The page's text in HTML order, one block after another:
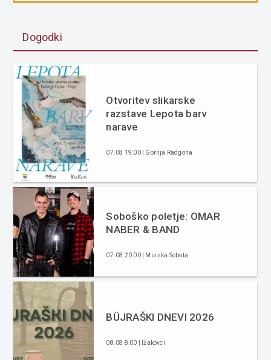
Dogodki
Otvoritev slikarske
razstave Lepota barv
narave
07.08 19:00 | Gornja Radgona
Soboško poletje: OMAR
NABER & BAND
07.08 20:00 | Murska Sobota
BÜJRAŠKI DNEVI 2026
08.08 8:00 | Ižakovci